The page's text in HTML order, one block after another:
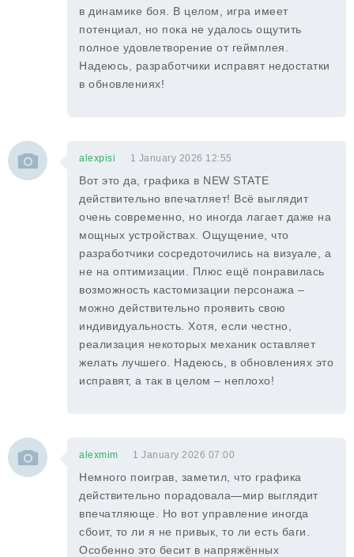
в динамике боя. В целом, игра имеет
потенциал, но пока не удалось ощутить
полное удовлетворение от геймплея.
Надеюсь, разработчики исправят недостатки
в обновлениях!
alexpisi 1 January 2026 12:55
Вот это да, графика в NEW STATE
действительно впечатляет! Всё выглядит
очень современно, но иногда лагает даже на
мощных устройствах. Ощущение, что
разработчики сосредоточились на визуале, а
не на оптимизации. Плюс ещё понравилась
возможность кастомизации персонажа –
можно действительно проявить свою
индивидуальность. Хотя, если честно,
реализация некоторых механик оставляет
желать лучшего. Надеюсь, в обновлениях это
исправят, а так в целом – неплохо!
alexmim 1 January 2026 07:00
Немного поиграв, заметил, что графика
действительно порадовала—мир выглядит
впечатляюще. Но вот управление иногда
сбоит, то ли я не привык, то ли есть баги.
Особенно это бесит в напряжённых